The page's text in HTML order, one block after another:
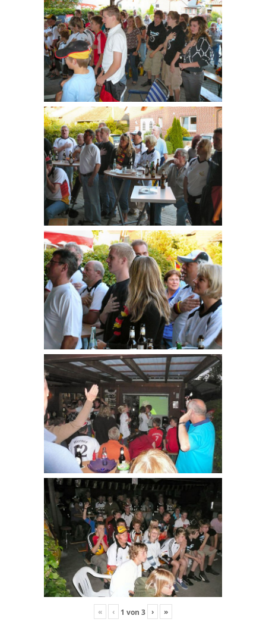
« ‹ 1 von 3 › »